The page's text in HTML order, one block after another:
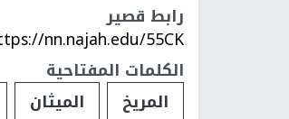
رابط قصير
nn.najah.edu/55CK/
الكلمات المفتاحية
المريخ
الميثان